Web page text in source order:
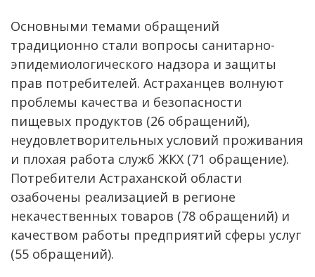
Основными темами обращений
традиционно стали вопросы санитарно-
эпидемиологического надзора и защиты
прав потребителей. Астраханцев волнуют
проблемы качества и безопасности
пищевых продуктов (26 обращений),
неудовлетворительных условий проживания
и плохая работа служб ЖКХ (71 обращение).
Потребители Астраханской области
озабочены реализацией в регионе
некачественных товаров (78 обращений) и
качеством работы предприятий сферы услуг
(55 обращений).